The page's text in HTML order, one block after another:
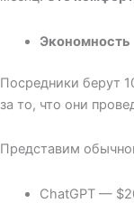
Экономность
Посредники берут
за то, что они
Представим
ChatGPT —